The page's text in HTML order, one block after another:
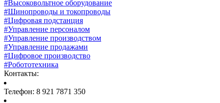
#Высоковольтное оборудование
#Шинопроводы и токопроводы
#Цифровая подстанция
#Управление персоналом
#Управление производством
#Управление продажами
#Цифровое производство
#Робототехника
Контакты:
Телефон: 8 921 7871 350